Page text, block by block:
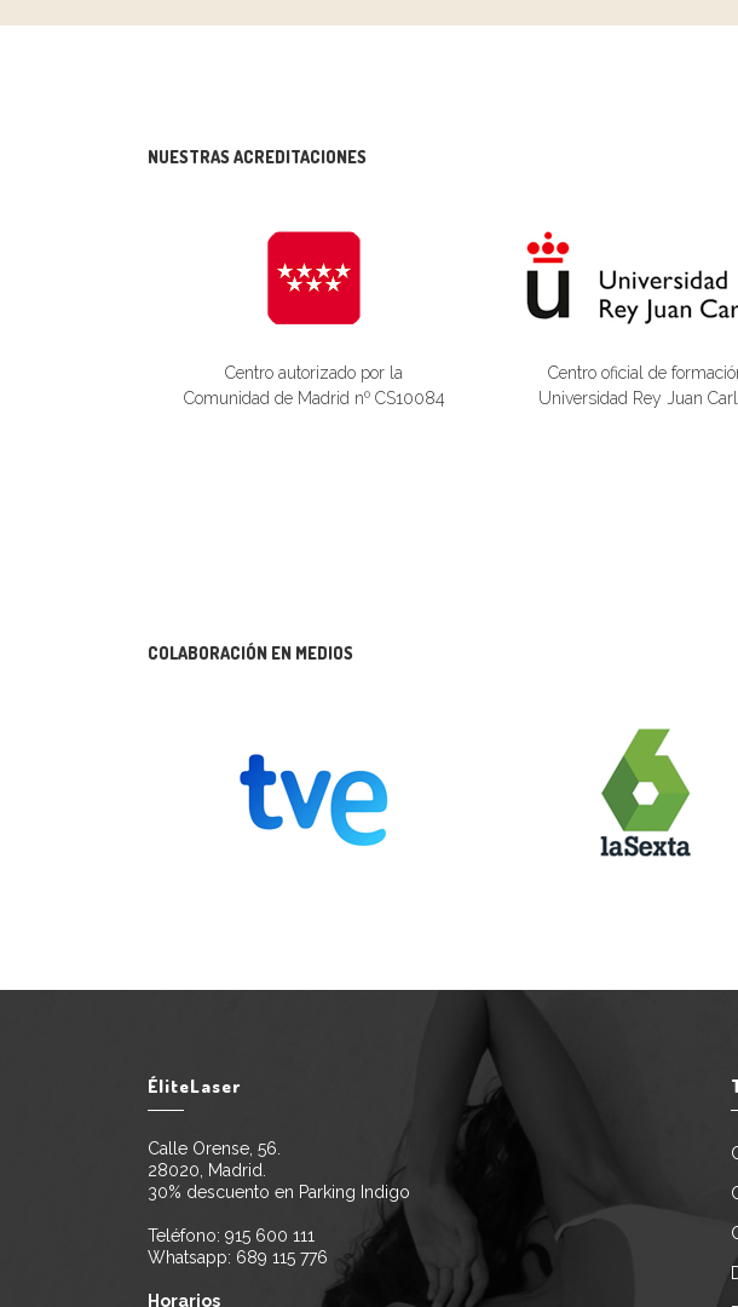
NUESTRAS ACREDITACIONES
Centro autorizado por la
Comunidad de Madrid nº CS10084
Centro oficial de
Universidad Rey Juan
COLABORACIÓN EN MEDIOS
ÉliteLaser
Calle Orense, 56.
28020, Madrid.
30% descuento en Parking Indigo
Teléfono: 915 600 111
Whatsapp: 689 115 776
Horarios